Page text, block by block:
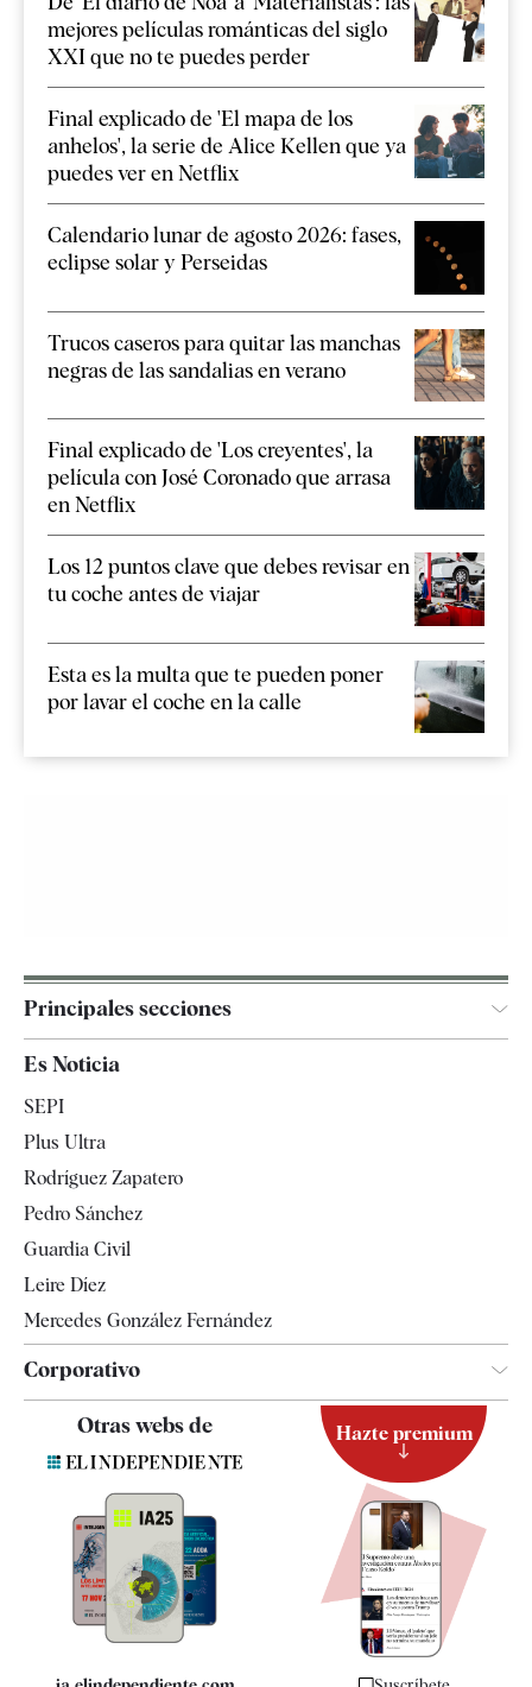
mejores películas románticas del siglo
XXI que no te puedes perder
Final explicado de 'El mapa de los
anhelos', la serie de Alice Kellen que ya
puedes ver en Netflix
Calendario lunar de agosto 2026: fases,
eclipse solar y Perseidas
Trucos caseros para quitar las manchas
negras de las sandalias en verano
Final explicado de 'Los creyentes', la
película con José Coronado que arrasa
en Netflix
Los 12 puntos clave que debes revisar en
tu coche antes de viajar
Esta es la multa que te pueden poner
por lavar el coche en la calle
Principales secciones
España
Televisión
Es Noticia
SEPI
Plus Ultra
Rodríguez Zapatero
Pedro Sánchez
Guardia Civil
Leire Díez
Mercedes González Fernández
Corporativo
Contacto
Quiénes somos
Especificaciones
Otras webs de Hazte premium